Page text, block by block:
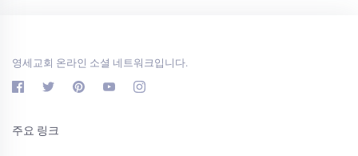
영세교회 온라인 소셜 네트워크입니다.
주요 링크